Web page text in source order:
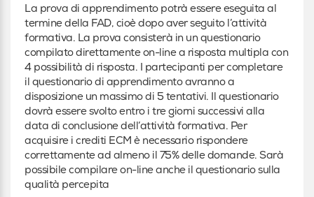
La prova di apprendimento potrà essere eseguita al
termine della FAD, cioè dopo aver seguito l’attività
formativa. La prova consisterà in un questionario
compilato direttamente on-line a risposta multipla con
4 possibilità di risposta. I partecipanti per completare
il questionario di apprendimento avranno a
disposizione un massimo di 5 tentativi. Il questionario
dovrà essere svolto entro i tre giorni successivi alla
data di conclusione dell’attività formativa. Per
acquisire i crediti ECM è necessario rispondere
correttamente ad almeno il 75% delle domande. Sarà
possibile compilare on-line anche il questionario sulla
qualità percepita